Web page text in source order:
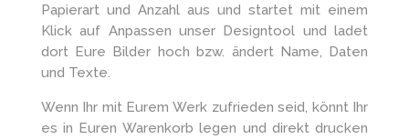
Papierart und Anzahl aus und startet mit einem
Klick auf Anpassen unser Designtool und ladet
dort Eure Bilder hoch bzw. ändert Name, Daten
und Texte.
Wenn Ihr mit Eurem Werk zufrieden seid, könnt Ihr
es in Euren Warenkorb legen und direkt drucken